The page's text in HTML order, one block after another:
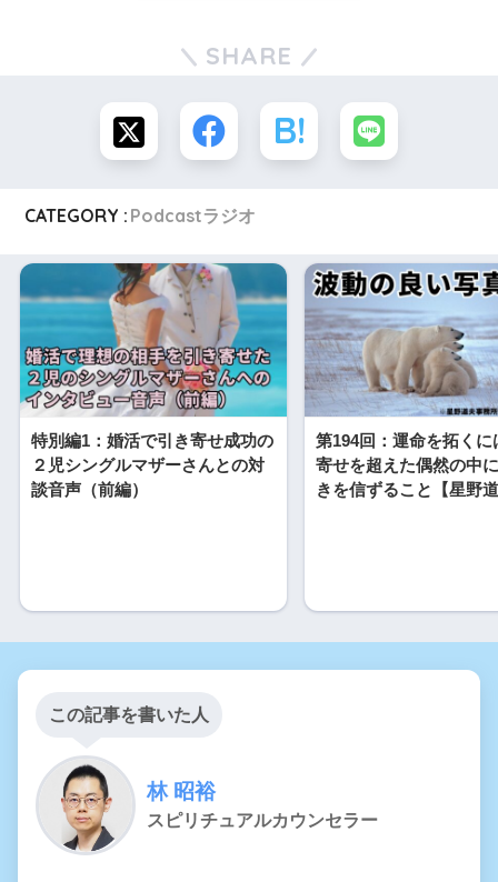
SHARE
CATEGORY : Podcastラジオ
特別編1：婚活で引き寄せ成功の
２児シングルマザーさんとの対
談音声（前編）
第194回：運命を拓くに
寄せを超えた偶然の中
きを信ずること【星野
この記事を書いた人
林 昭裕
スピリチュアルカウンセラー